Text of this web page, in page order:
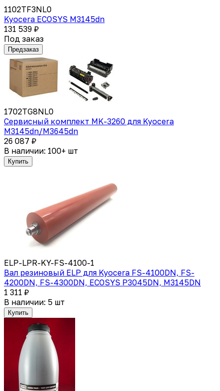
1102TF3NL0
Kyocera ECOSYS M3145dn
131 539 ₽
Под заказ
Предзаказ
1702TG8NL0
Сервисный комплект MK-3260 для Kyocera
M3145dn/M3645dn
26 087 ₽
В наличии: 100+ шт
Купить
ELP-LPR-KY-FS-4100-1
Вал резиновый ELP для Kyocera FS-4100DN, FS-
4200DN, FS-4300DN, ECOSYS P3045DN, M3145DN
1 311 ₽
В наличии: 5 шт
Купить